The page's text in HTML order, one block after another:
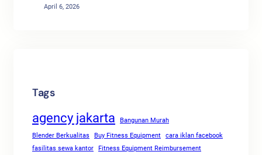
April 6, 2026
Tags
agency jakarta
Bangunan Murah
Blender Berkualitas
Buy Fitness Equipment
cara iklan facebook
fasilitas sewa kantor
Fitness Equipment Reimbursement